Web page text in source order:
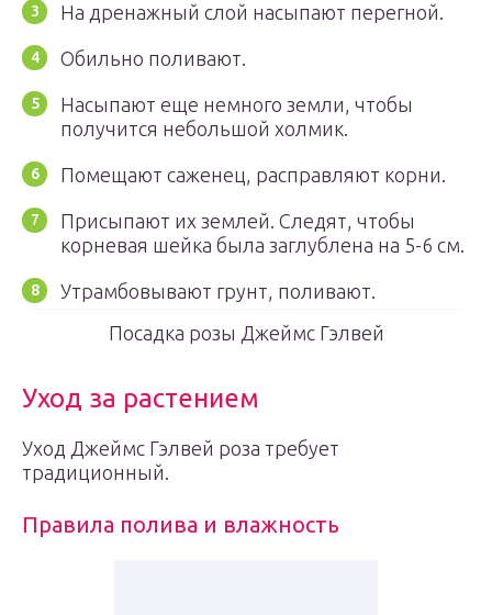
На дренажный слой насыпают перегной.
Обильно поливают.
Насыпают еще немного земли, чтобы
получится небольшой холмик.
Помещают саженец, расправляют корни.
Присыпают их землей. Следят, чтобы
корневая шейка была заглублена на 5-6 см.
Утрамбовывают грунт, поливают.
Посадка розы Джеймс Гэлвей
Уход за растением
Уход Джеймс Гэлвей роза требует
традиционный.
Правила полива и влажность